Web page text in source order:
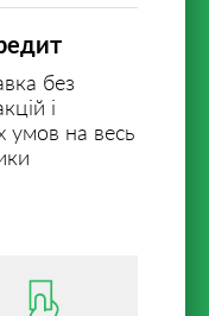
без
і
умов на весь